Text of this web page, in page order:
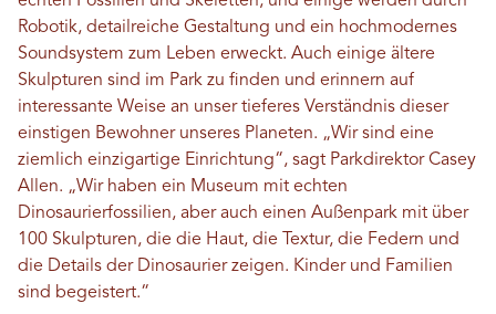
Robotik, detailreiche Gestaltung und ein hochmodernes
Soundsystem zum Leben erweckt. Auch einige ältere
Skulpturen sind im Park zu finden und erinnern auf
interessante Weise an unser tieferes Verständnis dieser
einstigen Bewohner unseres Planeten. „Wir sind eine
ziemlich einzigartige Einrichtung“, sagt Parkdirektor Casey
Allen. „Wir haben ein Museum mit echten
Dinosaurierfossilien, aber auch einen Außenpark mit über
100 Skulpturen, die die Haut, die Textur, die Federn und
die Details der Dinosaurier zeigen. Kinder und Familien
sind begeistert.“